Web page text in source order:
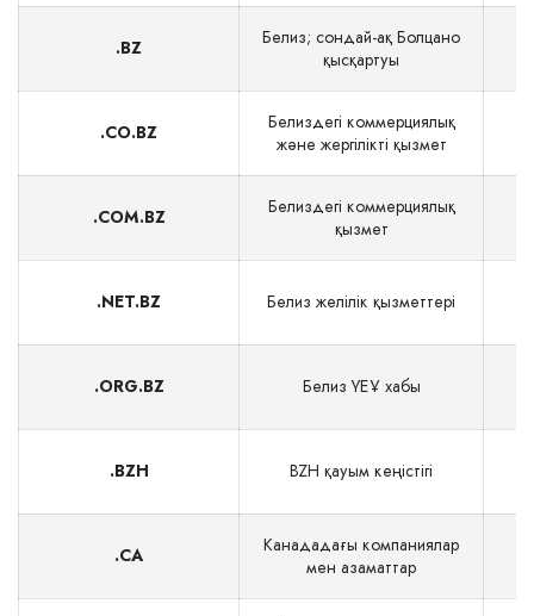
.BZ
Белиз; сондай-ақ Болцано
қысқартуы
.CO.BZ
Белиздегі коммерциялық
және жергілікті қызмет
.COM.BZ
Белиздегі коммерциялық
қызмет
.NET.BZ Белиз желілік қызметтері
.ORG.BZ Белиз ҮЕҰ хабы
.BZH BZH қауым кеңістігі
.CA
Канададағы компаниялар
мен азаматтар